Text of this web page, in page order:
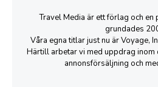
Travel Media är ett förlag och
grundades
Våra egna titlar just nu är Voyage,
Härtill arbetar vi med uppdrag inom
annonsförsäljning och